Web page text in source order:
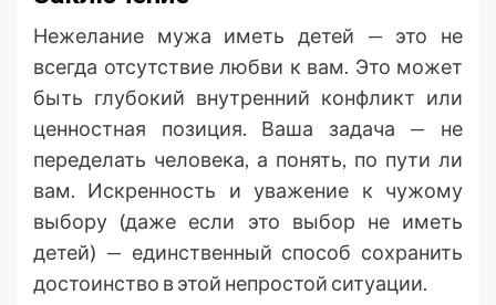
Нежелание мужа иметь детей — это не
всегда отсутствие любви к вам. Это может
быть глубокий внутренний конфликт или
ценностная позиция. Ваша задача — не
переделать человека, а понять, по пути ли
вам. Искренность и уважение к чужому
выбору (даже если это выбор не иметь
детей) — единственный способ сохранить
достоинство в этой непростой ситуации.